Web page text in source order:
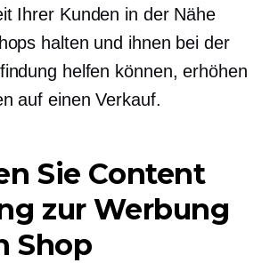
Ihrer Kunden in der Nähe
halten und ihnen bei der
helfen können, erhöhen
auf einen Verkauf.
Sie Content
zur Werbung
Shop